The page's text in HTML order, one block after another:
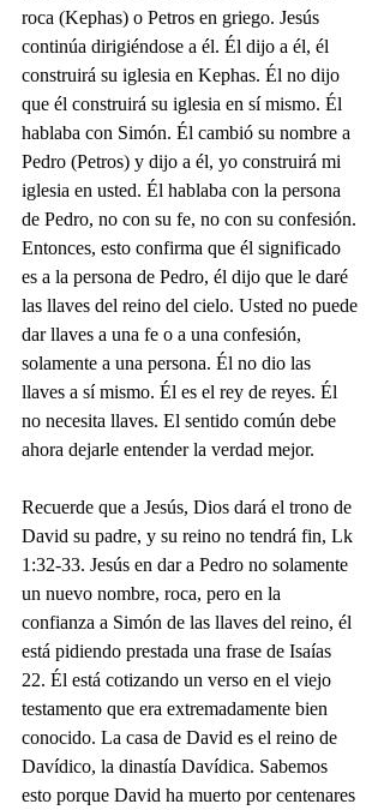
roca (Kephas) o Petros en griego. Jesús
continúa dirigiéndose a él. Él dijo a él, él
construirá su iglesia en Kephas. Él no dijo
que él construirá su iglesia en sí mismo. Él
hablaba con Simón. Él cambió su nombre a
Pedro (Petros) y dijo a él, yo construirá mi
iglesia en usted. Él hablaba con la persona
de Pedro, no con su fe, no con su confesión.
Entonces, esto confirma que él significado
es a la persona de Pedro, él dijo que le daré
las llaves del reino del cielo. Usted no puede
dar llaves a una fe o a una confesión,
solamente a una persona. Él no dio las
llaves a sí mismo. Él es el rey de reyes. Él
no necesita llaves. El sentido común debe
ahora dejarle entender la verdad mejor.
Recuerde que a Jesús, Dios dará el trono de
David su padre, y su reino no tendrá fin, Lk
1:32-33. Jesús en dar a Pedro no solamente
un nuevo nombre, roca, pero en la
confianza a Simón de las llaves del reino, él
está pidiendo prestada una frase de Isaías
22. Él está cotizando un verso en el viejo
testamento que era extremadamente bien
conocido. La casa de David es el reino de
Davídico, la dinastía Davídica. Sabemos
esto porque David ha muerto por centenares